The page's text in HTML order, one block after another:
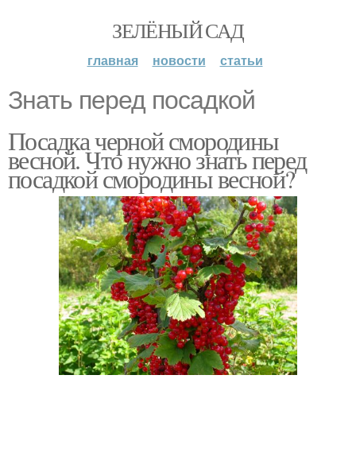
ЗЕЛЁНЫЙ САД
главная новости статьи
Знать перед посадкой
Посадка черной смородины
весной. Что нужно знать перед
посадкой смородины весной?